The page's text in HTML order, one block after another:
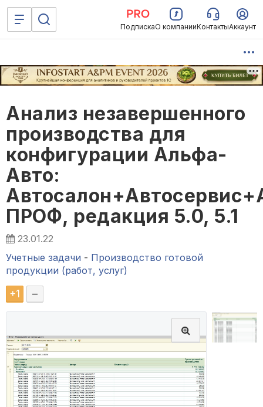
ПодпискаО компанииКонтактыАккаунт
Анализ незавершенного
производства для
конфигурации Альфа-
Авто:
ПРОФ, редакция 5.0, 5.1
23.01.22
Учетные задачи - Производство готовой
продукции (работ, услуг)
+1 –